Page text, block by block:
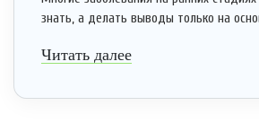
знать, а делать выводы только на
Читать далее